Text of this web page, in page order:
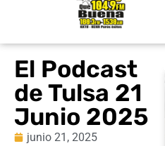
El Podcast
de Tulsa 21
Junio 2025
junio 21, 2025